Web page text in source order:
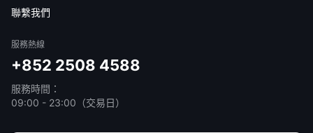
聯繫我們
服務熱線
+852 2508 4588
服務時間：
09:00 - 23:00（交易日）